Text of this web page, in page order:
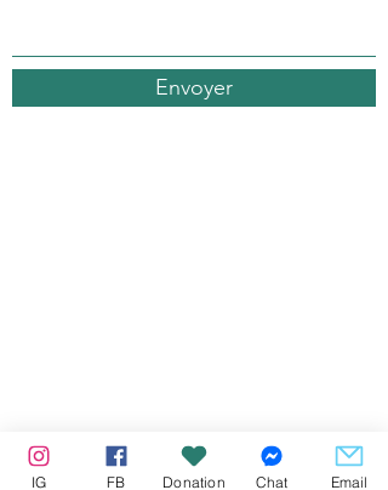
Envoyer
IG FB Donation Chat Email